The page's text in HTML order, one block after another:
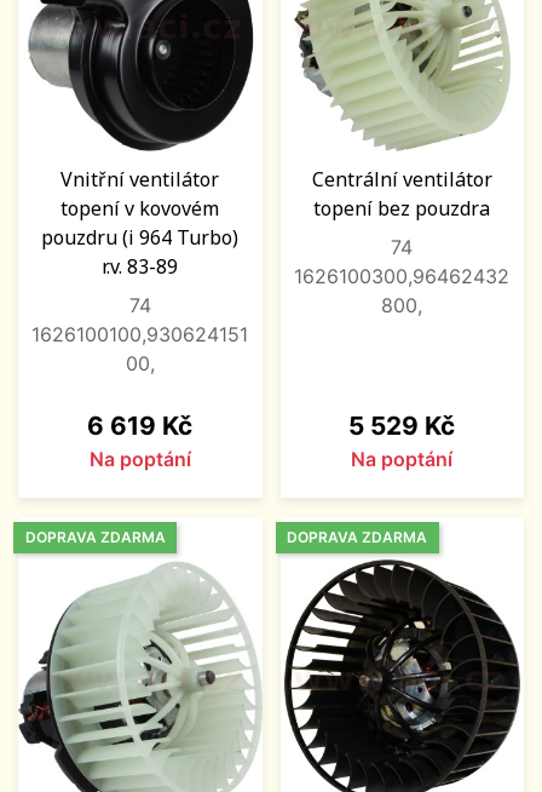
Vnitřní ventilátor
topení v kovovém
pouzdru (i 964 Turbo)
r.v. 83-89
74
1626100100,930624151
00,
Cena
6 619 Kč
Na poptání
Centrální ventilátor
topení bez pouzdra
74
1626100300,96462432
800,
Cena
5 529 Kč
Na poptání
DOPRAVA ZDARMA DOPRAVA ZDARMA